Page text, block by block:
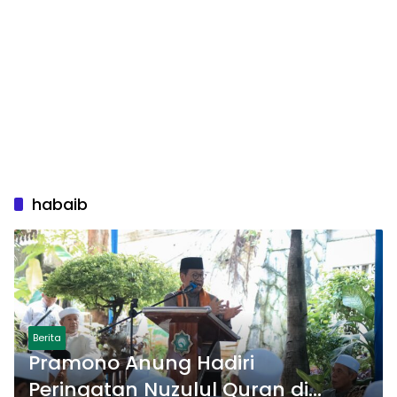
habaib
Berita
Pramono Anung Hadiri
Peringatan Nuzulul Quran di